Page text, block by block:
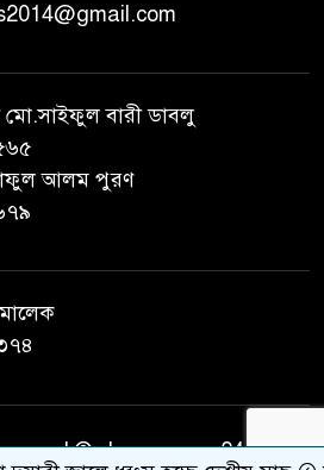
বারী ডাবলু
আলম পুরণ
© sherpurnews24